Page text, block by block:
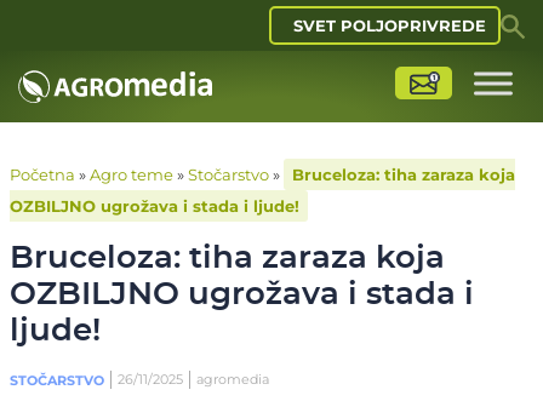
SVET POLJOPRIVREDE
Početna »Agro teme»Stočarstvo»
Bruceloza: tiha zaraza koja
OZBILJNO ugrožava i stada i ljude!
Bruceloza: tiha zaraza koja
OZBILJNO ugrožava i stada i
ljude!
STOČARSTVO 26/11/2025 agromedia